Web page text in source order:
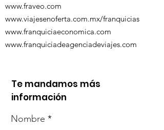
www.fraveo.com
www.viajesenoferta.com.mx/franquicias
www.franquiciaeconomica.com
www.franquiciadeagenciadeviajes.com
Te mandamos más
información
Nombre